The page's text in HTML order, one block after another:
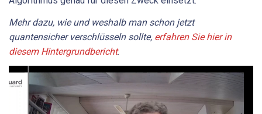
Mehr dazu, wie und weshalb man schon jetzt
quantensicher verschlüsseln sollte, erfahren Sie hier in
diesem Hintergrundbericht.